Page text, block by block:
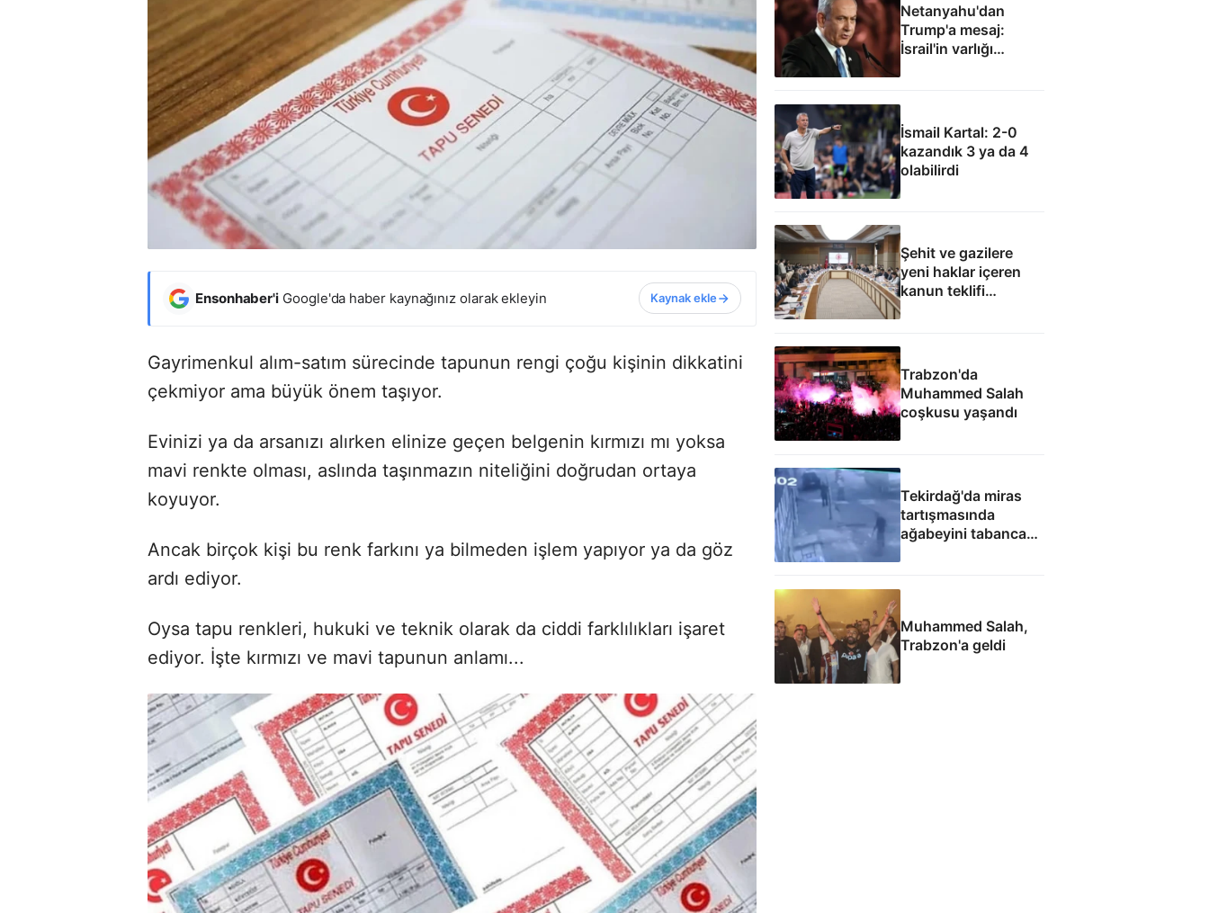
Ensonhaber'i Google'da haber kaynağınız olarak ekleyin Kaynak ekle
Gayrimenkul alım-satım sürecinde tapunun rengi çoğu kişinin dikkatini
çekmiyor ama büyük önem taşıyor.
Evinizi ya da arsanızı alırken elinize geçen belgenin kırmızı mı yoksa
mavi renkte olması, aslında taşınmazın niteliğini doğrudan ortaya
koyuyor.
Ancak birçok kişi bu renk farkını ya bilmeden işlem yapıyor ya da göz
ardı ediyor.
Oysa tapu renkleri, hukuki ve teknik olarak da ciddi farklılıkları işaret
ediyor. İşte kırmızı ve mavi tapunun anlamı...
Netanyahu'dan
Trump'a mesaj:
İsrail'in varlığı
İsmail Kartal: 2-0
kazandık 3 ya da 4
olabilirdi
Şehit ve gazilere
yeni haklar içeren
kanun teklifi
komisyondan geçti
Trabzon'da
Muhammed Salah
coşkusu yaşandı
Tekirdağ'da miras
tartışmasında
ağabeyini tabanca
Muhammed Salah,
Trabzon'a geldi